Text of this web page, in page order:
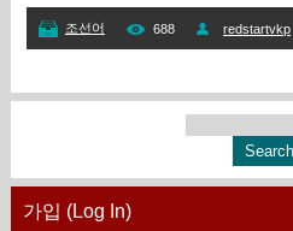
조선어 688 redstartvkp
가입 (Log In)